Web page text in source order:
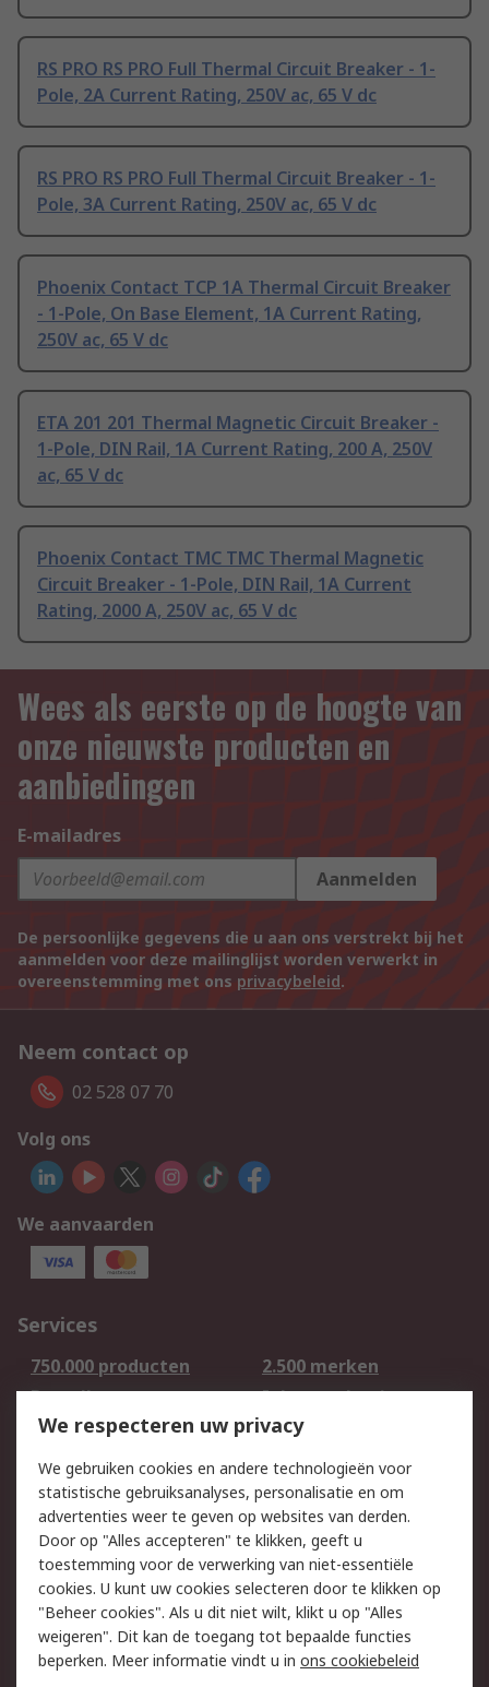
RS PRO RS PRO Full Thermal Circuit Breaker - 1-
Pole, 2A Current Rating, 250V ac, 65 V dc
RS PRO RS PRO Full Thermal Circuit Breaker - 1-
Pole, 3A Current Rating, 250V ac, 65 V dc
Phoenix Contact TCP 1A Thermal Circuit Breaker
- 1-Pole, On Base Element, 1A Current Rating,
250V ac, 65 V dc
ETA 201 201 Thermal Magnetic Circuit Breaker -
1-Pole, DIN Rail, 1A Current Rating, 200 A, 250V
ac, 65 V dc
Phoenix Contact TMC TMC Thermal Magnetic
Circuit Breaker - 1-Pole, DIN Rail, 1A Current
Rating, 2000 A, 250V ac, 65 V dc
Wees als eerste op de hoogte van
onze nieuwste producten en
aanbiedingen
E-mailadres
Aanmelden
De persoonlijke gegevens die u aan ons verstrekt bij het
aanmelden voor deze mailinglijst worden verwerkt in
overeenstemming met ons privacybeleid.
Neem contact op
02 528 07 70
Volg ons
We aanvaarden
Services
750.000 producten
2.500 merken
Bestellen
Inkoopoplossingen
Retouren
Technisch advies
Track & Trace
Wettelijk
Cookiebeleid
Email veiligheid
Privacybeleid -
Bijgewerkt
Websitevoorwaarden
Algemene
verkoopvoorwaarden
We respecteren uw privacy
We gebruiken cookies en andere technologieën voor
statistische gebruiksanalyses, personalisatie en om
advertenties weer te geven op websites van derden.
Door op "Alles accepteren" te klikken, geeft u
toestemming voor de verwerking van niet-essentiële
cookies. U kunt uw cookies selecteren door te klikken op
"Beheer cookies". Als u dit niet wilt, klikt u op "Alles
weigeren". Dit kan de toegang tot bepaalde functies
beperken. Meer informatie vindt u in ons cookiebeleid